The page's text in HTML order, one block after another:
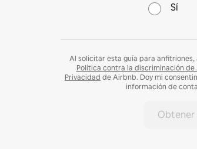
Sí
Al solicitar esta guía para anfitriones,
Política contra la discriminación de
Privacidad de Airbnb. Doy mi
información de
Obtener